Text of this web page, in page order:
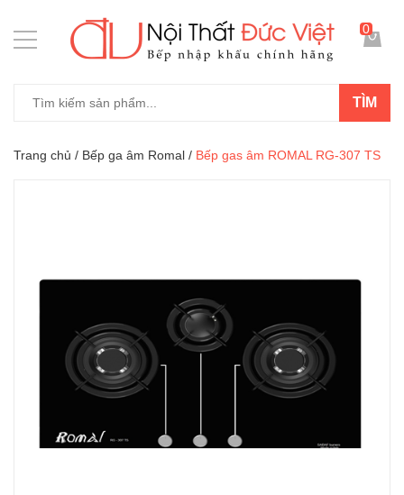
TÌM
0
Trang chủ / Bếp ga âm Romal / Bếp gas âm ROMAL RG-307 TS